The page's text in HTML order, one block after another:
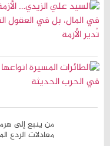
من ينبع إلى
معادلات الردع